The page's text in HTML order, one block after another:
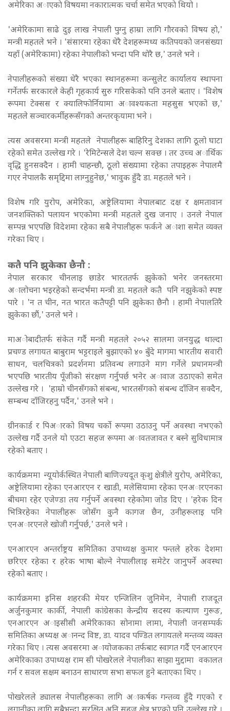
अमेरिका अाएकाे विषयमा नकारात्मक चर्चा समेत भएकाे थियो ।
'अमेरिकामा साढे दुइ लाख नेपाली पुग्नु हाम्रा लागि गाैरवको विषय हाे,'
मन्त्री महतले भने । 'संसारमा रहेका धेरै देशहरूमध्य कतिपयकाे जनसंख्या
यहाँ (अमेरिकामा) रहेका नेपालीको भन्दा पनि थाेरै छ,' उनले भने ।
नेपालीहरूकाे संख्या धेरै भएका स्थानहरूमा कन्सुलेट कार्यालय स्थापना
गर्नेतर्फ सरकारले केही गृहकार्य सुरु गरिसकेको पनि उनले बताए । 'विशेष
रूपमा टेक्सस र क्यालिफोर्नियामा अावश्यकता महसुस भएको छ,'
महतले सञ्चारकर्मीहरूसँगको अन्तरकृयामा भने ।
त्यस अवसरमा मन्त्री महतले नेपालीहरू बाहिरिनु देशका लागि ठूलो घाटा
रहेको समेत उल्लेख गरे । 'रेमिटेन्सले देश चल्न सक्छ । तर उच्च अार्थिक
वृद्धि हुनसक्दैन । हामी चाहन्छाै, ठूलो संख्यामा रहेका तपाइहरू नेपालमै
गएर नेपालकै समृद्दिमा लाग्नुहुनेछ,' भावुक हुँदै डा. महतले भने ।
विशेष गरि युरोप, अमेरिका, अष्ट्रेलियामा नेपालबाट दक्ष र क्षमतावान
जनशक्तिको पलायन भएकाेमा मन्त्री महतले दुख जनाए । उनले नेपाल
सम्पन्न भएपछि विदेशमा रहेका सबै नेपालीहरू फर्कने अाशा समेत व्यक्त
गरेका थिए ।
कतै पनि झुकेका छैनाै :
नेपाल सरकार चीनलाइ छाडेर भारततर्फ झुकेको भनेर जनस्तरमा
अालोचना भइरहेको सन्दर्भमा मन्त्री डा. महतले कतै पनि नझुकेको स्पष्ट
पारे । 'न त चीन, नत भारत कतैपट्टी पनि झुकेका छैनाै । हामी नेपालतिरै
झुकेका छाैं,' उनले भने ।
माअोबादीतर्फ संकेत गर्दै मन्त्री महतले २०५२ सालमा जनयुद्ध थाल्दा
प्रचण्ड लगायत बाबुराम भट्टराइले बुझाएको ४० बुँदे मागमा भारतीय सवारी
साधन, चलचित्रको प्रदर्शनमा प्रतिवन्ध लगाउने माग गर्नेले प्रधानमन्त्री
भएपछि भारतीय पूँजीको संरक्षण गर्नुपर्छ भनेर अावाज उठाएको समेत
उल्लेख गरे । 'हाम्रो चीनसँगको संबन्ध, भारतसँगकाे संबन्ध दाँजिन सक्दैन,
सम्बन्ध दाँजिरहनु पर्दैन,' उनले भने ।
ग्रीनकार्ड र पिअारको विषय चर्को रूपमा उठाउनु पर्ने अवस्था नभएको
उल्लेख गर्दै उनले यो एउटा सहज रूपमा अावतजावत र बस्ने सुविधामात्र
रहेको बताए ।
कार्यक्रममा न्यूयोर्कस्थित नेपाली बाणिज्यदूत कृशु क्षेत्रीले युरोप, अमेरिका,
अष्ट्रेलियामा रहेका एनआरएन र खाडी, मलेसियामा रहेका एनअारएनका
बीचमा रहेर एजेण्डा तय गर्नुपर्ने अवस्था रहेकोमा जोड दिए । 'हरेक दिन
भित्रिरहेका नेपालीहरू जोसँग कुनै कागज छैन, उनीहरूलाइ पनि
एनअारएनले खोजी गर्नुपर्छ,' उनले भने ।
एनआरएन अन्तर्राष्ट्रय समितिका उपाध्यक्ष कुमार पन्तले हरेक देशमा
छरिएर रहेका र हरेक भाषा बोल्ने नेपालीलाइ समेटेर जानुपर्ने अवस्था
रहेको बताए ।
कार्यक्रममा इनिस शहरकी मेयर एन्जिलिन जुनिमेन, नेपाली राजदूत
अर्जुनकुमार कार्की, नेपाली कांग्रेसका केन्द्रीय सदस्य कल्याण गुरूङ,
एनआरएन अाइसीसी अमेरिकाका सोनामा लामा, नेपाली जनसम्पर्क
समितिका अध्यक्ष अानन्द विष्ट, डा. यादव पण्डित लगायतले मन्तव्य व्यक्त
गरेका थिए । त्यस अवसरमा अायोजकका तर्फबाट स्वागत गर्दै एनआरएन
अमेरिकाका उपाध्यक्ष राम सी पोखरेलले नेपालीका साझा मुद्दामा वकालत
गर्न र सवल सक्षम बनाउन साधारण सभा सफल हुने बताएका थिए ।
पोखरेलले ड्यालस नेपालीहरूका लागि अाकर्षक गन्तव्य हुँदै गएकाे र